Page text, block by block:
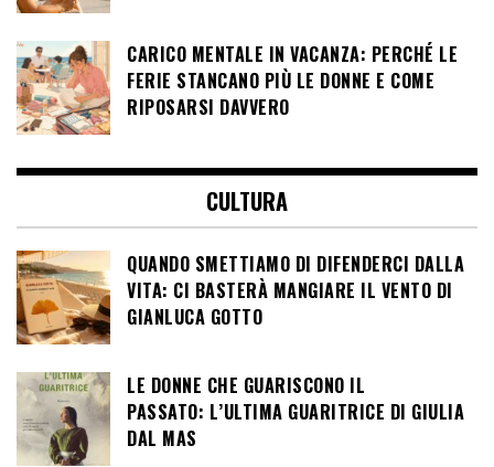
CARICO MENTALE IN VACANZA: PERCHÉ LE
FERIE STANCANO PIÙ LE DONNE E COME
RIPOSARSI DAVVERO
CULTURA
QUANDO SMETTIAMO DI DIFENDERCI DALLA
VITA: CI BASTERÀ MANGIARE IL VENTO DI
GIANLUCA GOTTO
LE DONNE CHE GUARISCONO IL
PASSATO: L’ULTIMA GUARITRICE DI GIULIA
DAL MAS